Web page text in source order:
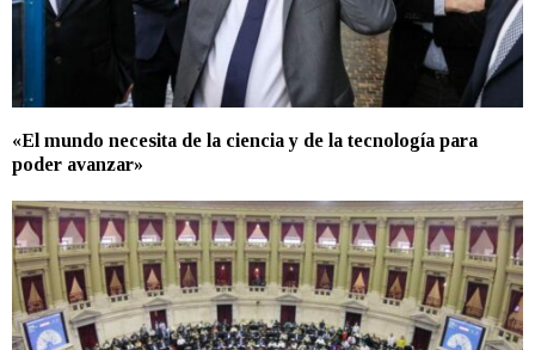
«El mundo necesita de la ciencia y de la tecnología para
poder avanzar»